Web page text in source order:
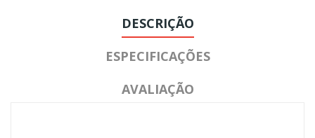
DESCRIÇÃO
ESPECIFICAÇÕES
AVALIAÇÃO